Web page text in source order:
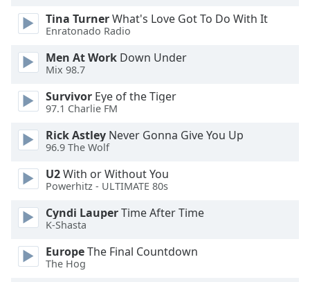
Audio
Picture-
Picture
Fullscreen
modal
window.
Beginning
dialog
window.
Tina TurnerWhat's Love Got To Do With It
Enratonado Radio
Men At Work Down Under
Mix 98.7
Survivor Eye of the Tiger
97.1 Charlie FM
Rick Astley Never Gonna Give You Up
96.9 The Wolf
U2With or Without You
Powerhitz - ULTIMATE 80s
Cyndi LauperTime After Time
K-Shasta
EuropeThe Final Countdown
The Hog